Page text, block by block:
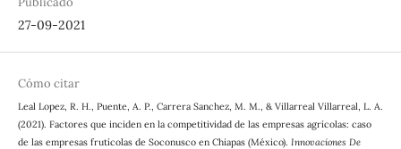
27-09-2021
Cómo citar
Leal Lopez, R. H., Puente, A. P., Carrera Sanchez, M. M., & Villarreal Villarreal, L. A.
(2021). Factores que inciden en la competitividad de las empresas agrícolas: caso
de las empresas frutícolas de Soconusco en Chiapas (México). Innovaciones De